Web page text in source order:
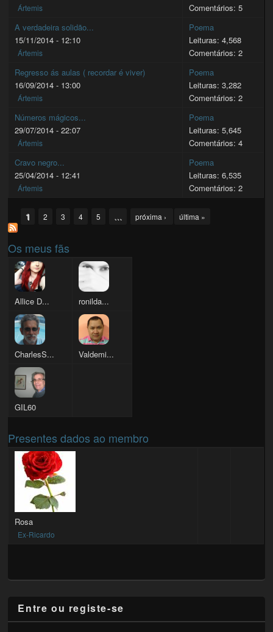
Ártemis
Comentários: 5
A verdadeira solidão...
15/11/2014 - 12:10
Ártemis
Poema
Leituras: 4,568
Comentários: 2
Regresso ás aulas ( recordar é viver)
16/09/2014 - 13:00
Ártemis
Poema
Leituras: 3,282
Comentários: 2
Números mágicos...
29/07/2014 - 22:07
Ártemis
Poema
Leituras: 5,645
Comentários: 4
Cravo negro...
25/04/2014 - 12:41
Ártemis
Poema
Leituras: 6,535
Comentários: 2
Pages
1 2 3 4 5 … próxima › última »
Os meus fãs
Allice D... ronilda...
CharlesS... Valdemi...
GIL60
Presentes dados ao membro
Rosa
Ex-Ricardo
Entre ou registe-se